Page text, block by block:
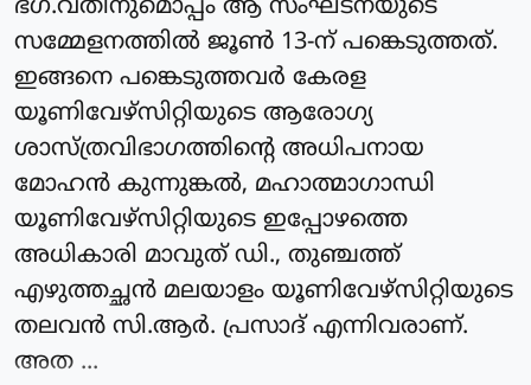
ഭഗ്.വതിനുമൊപ്പം ആ സംഘടനയുടെ
സമ്മേളനത്തിൽ ജൂൺ 13-ന് പങ്കെടുത്തത്.
ഇങ്ങനെ പങ്കെടുത്തവർ കേരള
യൂണിവേഴ്സിറ്റിയുടെ ആരോഗ്യ
ശാസ്ത്രവിഭാഗത്തിന്റെ അധിപനായ
മോഹൻ കുന്നുങ്കൽ, മഹാത്മാഗാന്ധി
യൂണിവേഴ്സിറ്റിയുടെ ഇപ്പോഴത്തെ
അധികാരി മാവുത് ഡി., തുഞ്ചത്ത്
എഴുത്തച്ഛൻ മലയാളം യൂണിവേഴ്സിറ്റിയുടെ
തലവൻ സി.ആർ. പ്രസാദ് എന്നിവരാണ്.
അത ...